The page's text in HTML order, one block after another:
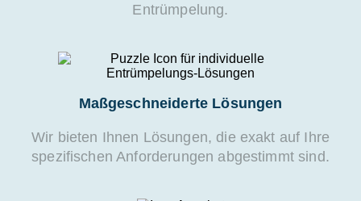
Entrümpelung.
Maßgeschneiderte Lösungen
Wir bieten Ihnen Lösungen, die exakt auf Ihre
spezifischen Anforderungen abgestimmt sind.